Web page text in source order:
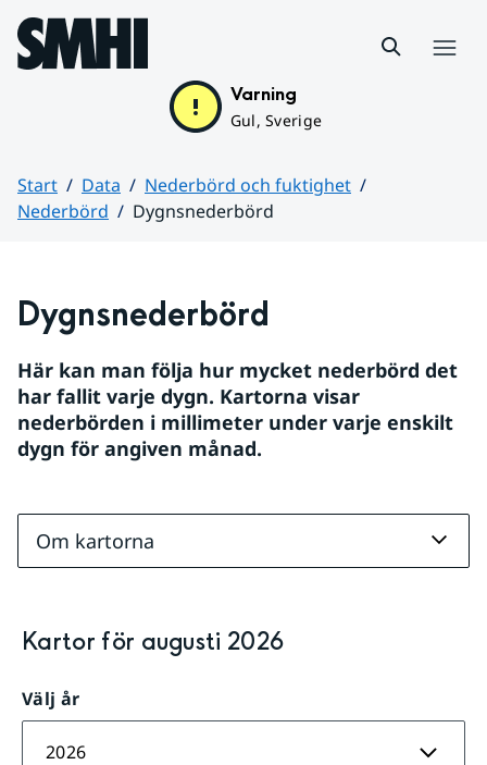
Hoppa till sidans innehåll
Varning
Gul, Sverige
Start Data
Nederbörd och fuktighet
Nederbörd
Dygnsnederbörd
Dygnsnederbörd
Här kan man följa hur mycket nederbörd det
har fallit varje dygn. Kartorna visar
nederbörden i millimeter under varje enskilt
dygn för angiven månad.
Om kartorna
Kartor för augusti 2026
Välj år
2026